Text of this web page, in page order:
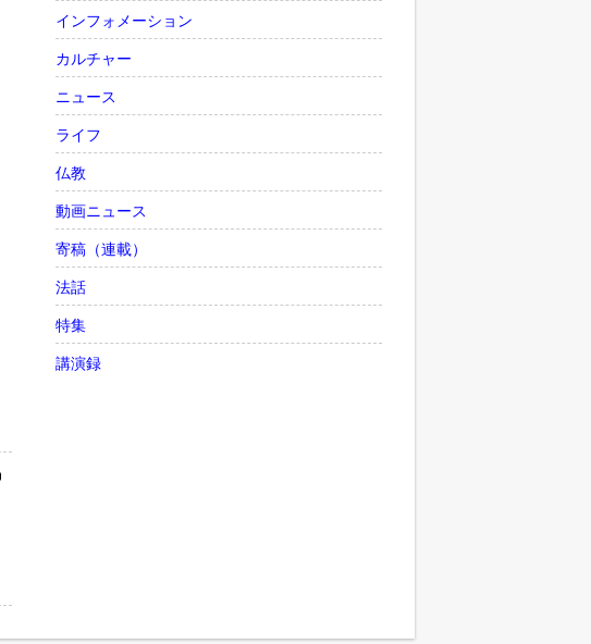
インフォメーション
カルチャー
ニュース
ライフ
仏教
動画ニュース
寄稿（連載）
法話
特集
講演録